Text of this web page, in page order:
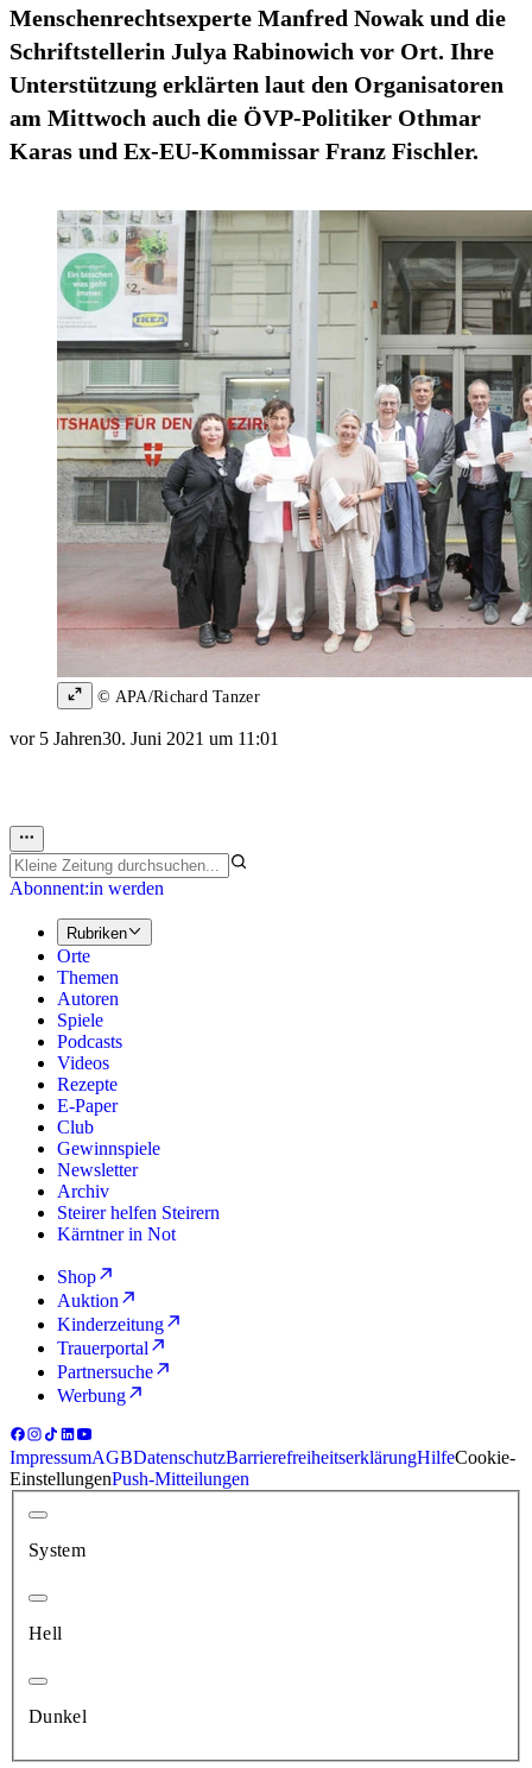
Menschenrechtsexperte Manfred Nowak und die
Schriftstellerin Julya Rabinowich vor Ort. Ihre
Unterstützung erklärten laut den Organisatoren
am Mittwoch auch die ÖVP-Politiker Othmar
Karas und Ex-EU-Kommissar Franz Fischler.
© APA/Richard Tanzer
vor 5 Jahren30. Juni 2021 um 11:01
Abonnent:in werden
Rubriken
Orte
Themen
Autoren
Spiele
Podcasts
Videos
Rezepte
E-Paper
Club
Gewinnspiele
Newsletter
Archiv
Steirer helfen Steirern
Kärntner in Not
Shop
Auktion
Kinderzeitung
Trauerportal
Partnersuche
Werbung
ImpressumAGBDatenschutzBarrierefreiheitserklärungHilfeCookie-
EinstellungenPush-Mitteilungen
System
Hell
Dunkel